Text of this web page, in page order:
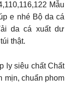
Mẫu
e nhé Bộ da cá
da cá xuất dư
thật.
ly siêu chất Chất
mịn, chuẩn phom